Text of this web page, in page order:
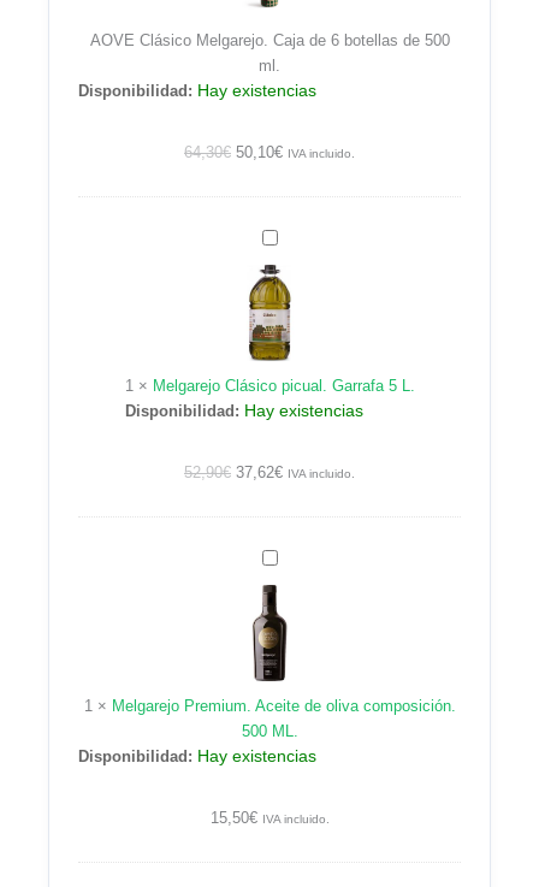
botellas
de
500
AOVE Clásico Melgarejo. Caja de 6 botellas de 500
ml.
Disponibilidad: Hay existencias
64,30€ 50,10€ IVA incluido.
Melgarejo
Clásico
picual.
Garrafa
5
L.
1× Melgarejo Clásico picual. Garrafa 5 L.
Disponibilidad: Hay existencias
52,90€ 37,62€ IVA incluido.
Melgarejo
Premium.
Aceite
de
oliva
composición.
500
ML.
1× Melgarejo Premium. Aceite de oliva composición.
500 ML.
Disponibilidad: Hay existencias
15,50€ IVA incluido.